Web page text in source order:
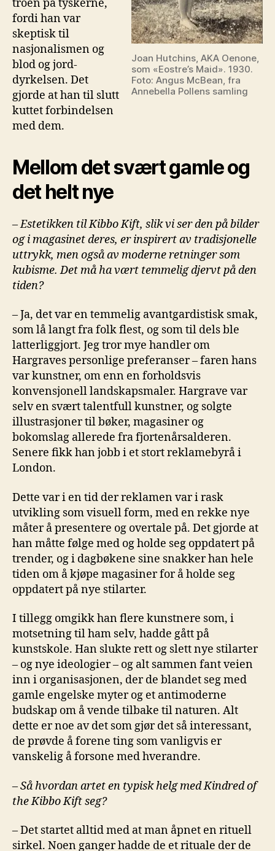
Joan Hutchins, AKA Oenone,
som «Eostre’s Maid». 1930.
Foto: Angus McBean, fra
Annebella Pollens samling
troen på tyskerne,
fordi han var
skeptisk til
nasjonalismen og
blod og jord-
dyrkelsen. Det
gjorde at han til slutt
kuttet forbindelsen
med dem.
Mellom det svært gamle og
det helt nye
–Estetikken til Kibbo Kift, slik vi ser den på bilder
og i magasinet deres, er inspirert av tradisjonelle
uttrykk, men også av moderne retninger som
kubisme. Det må ha vært temmelig djervt på den
tiden?
– Ja, det var en temmelig avantgardistisk smak,
som lå langt fra folk flest, og som til dels ble
latterliggjort. Jeg tror mye handler om
Hargraves personlige preferanser – faren hans
var kunstner, om enn en forholdsvis
konvensjonell landskapsmaler. Hargrave var
selv en svært talentfull kunstner, og solgte
illustrasjoner til bøker, magasiner og
bokomslag allerede fra fjortenårsalderen.
Senere fikk han jobb i et stort reklamebyrå i
London.
Dette var i en tid der reklamen var i rask
utvikling som visuell form, med en rekke nye
måter å presentere og overtale på. Det gjorde at
han måtte følge med og holde seg oppdatert på
trender, og i dagbøkene sine snakker han hele
tiden om å kjøpe magasiner for å holde seg
oppdatert på nye stilarter.
I tillegg omgikk han flere kunstnere som, i
motsetning til ham selv, hadde gått på
kunstskole. Han slukte rett og slett nye stilarter
– og nye ideologier – og alt sammen fant veien
inn i organisasjonen, der de blandet seg med
gamle engelske myter og et antimoderne
budskap om å vende tilbake til naturen. Alt
dette er noe av det som gjør det så interessant,
de prøvde å forene ting som vanligvis er
vanskelig å forsone med hverandre.
–Så hvordan artet en typisk helg med Kindred of
the Kibbo Kift seg?
– Det startet alltid med at man åpnet en rituell
sirkel. Noen ganger hadde de et rituale der de